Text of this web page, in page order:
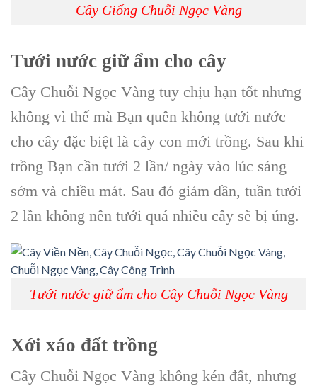
Cây Giống Chuỗi Ngọc Vàng
Tưới nước giữ ẩm cho cây
Cây Chuỗi Ngọc Vàng tuy chịu hạn tốt nhưng
không vì thế mà Bạn quên không tưới nước
cho cây đặc biệt là cây con mới trồng. Sau khi
trồng Bạn cần tưới 2 lần/ ngày vào lúc sáng
sớm và chiều mát. Sau đó giảm dần, tuần tưới
2 lần không nên tưới quá nhiều cây sẽ bị úng.
Tưới nước giữ ẩm cho Cây Chuỗi Ngọc Vàng
Xới xáo đất trồng
Cây Chuỗi Ngọc Vàng không kén đất, nhưng